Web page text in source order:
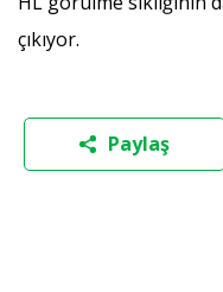
çıkıyor.
Paylaş